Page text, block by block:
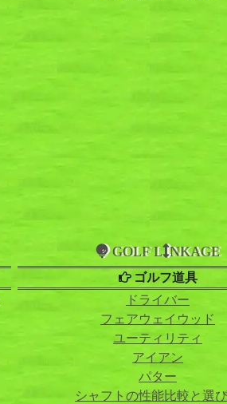
GOLF L NKAGE
ゴルフ道具
ドライバー
フェアウェイウッド
ユーティリティ
アイアン
パター
シャフトの性能比較と選